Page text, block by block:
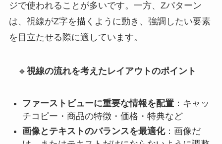
ジで使われることが多いです。一方、Zパターン
は、視線がZ字を描くように動き、強調したい要素
を目立たせる際に適しています。
🔹 視線の流れを考えたレイアウトのポイント
ファーストビューに重要な情報を配置：キャッ
チコピー・商品の特徴・価格・特典など
画像とテキストのバランスを最適化：画像だ